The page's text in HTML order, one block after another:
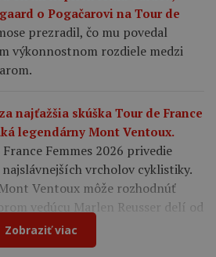
o Pogačarovi na Tour de
prezradil, čo mu povedal
výkonnostnom rozdiele medzi
najťažšia skúška Tour de France
legendárny Mont Ventoux.
Femmes 2026 privedie
vrcholov cyklistiky.
Ventoux môže rozhodnúť
vedúcu Marlen Reusser delí od
Zobraziť viac